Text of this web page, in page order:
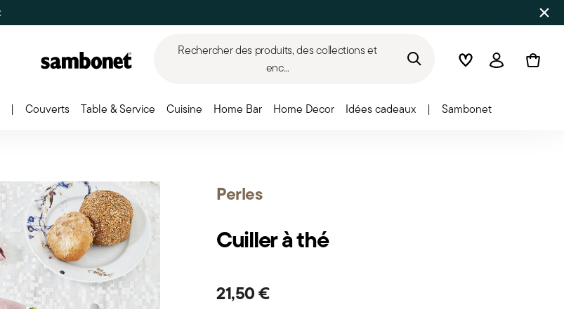
Rechercher des produits, des collections et
enc...
WishlistConnexion
| Couverts Table & Service Cuisine Home Bar Home Decor Idées cadeaux | Sambonet
Perles
Cuiller à thé
21,50 €